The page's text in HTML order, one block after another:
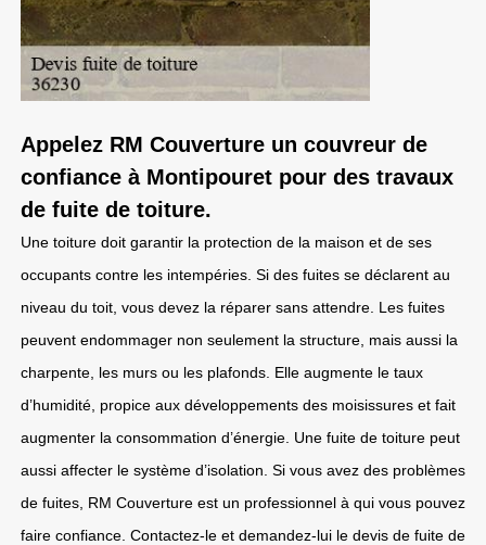
Appelez RM Couverture un couvreur de
confiance à Montipouret pour des travaux
de fuite de toiture.
Une toiture doit garantir la protection de la maison et de ses
occupants contre les intempéries. Si des fuites se déclarent au
niveau du toit, vous devez la réparer sans attendre. Les fuites
peuvent endommager non seulement la structure, mais aussi la
charpente, les murs ou les plafonds. Elle augmente le taux
d’humidité, propice aux développements des moisissures et fait
augmenter la consommation d’énergie. Une fuite de toiture peut
aussi affecter le système d’isolation. Si vous avez des problèmes
de fuites, RM Couverture est un professionnel à qui vous pouvez
faire confiance. Contactez-le et demandez-lui le devis de fuite de